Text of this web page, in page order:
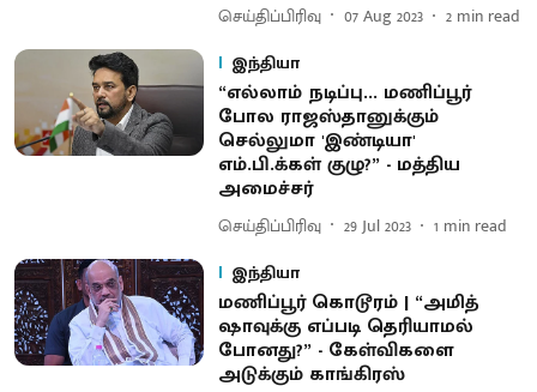
செய்திப்பிரிவு 07 Aug 2023 2 min read
இந்தியா
“எல்லாம் நடிப்பு... மணிப்பூர்
போல ராஜஸ்தானுக்கும்
செல்லுமா 'இண்டியா'
எம்.பி.க்கள் குழு?” - மத்திய
அமைச்சர்
செய்திப்பிரிவு 29 Jul 2023 1 min read
இந்தியா
மணிப்பூர் கொடூரம் | “அமித்
ஷாவுக்கு எப்படி தெரியாமல்
போனது?” - கேள்விகளை
அடுக்கும் காங்கிரஸ்